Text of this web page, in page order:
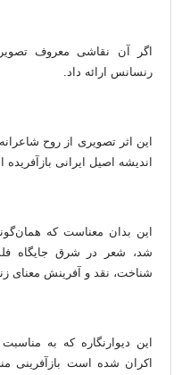
اگر آن نقاشی معروف
رنسانس ارائه داد.
این اثر تصویری از روح
اندیشه اصیل ایرانی
این بدان معناست که
شد، شعر در شرق جایگاه
شناخت، نقد و آفرینش معنای
این دیوارنگاره که به
اکران شده است بازآفرینی